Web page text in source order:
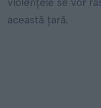
violențele se vor
această țară.